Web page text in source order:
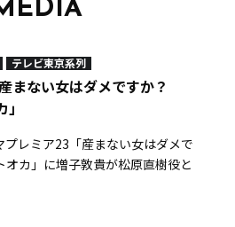
テレビ東京系列
まない女はダメですか？
レミア23「産まない女はダメで
オカ」に増子敦貴が松原直樹役と